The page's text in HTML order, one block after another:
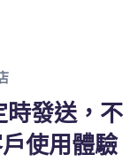
時發送，不
使用體驗